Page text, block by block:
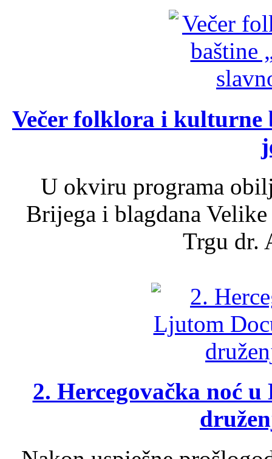
Večer folklora i kulturne
U okviru programa
Brijega i blagdana
Trgu dr.
2. Hercegovačka noć